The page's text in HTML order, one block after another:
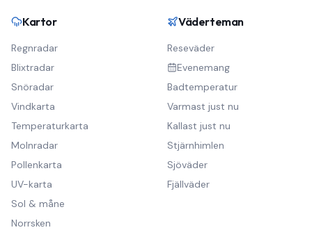
Kartor
Regnradar
Blixtradar
Snöradar
Vindkarta
Temperaturkarta
Molnradar
Pollenkarta
UV-karta
Sol & måne
Norrsken
Väderteman
Reseväder
Evenemang
Badtemperatur
Varmast just nu
Kallast just nu
Stjärnhimlen
Sjöväder
Fjällväder